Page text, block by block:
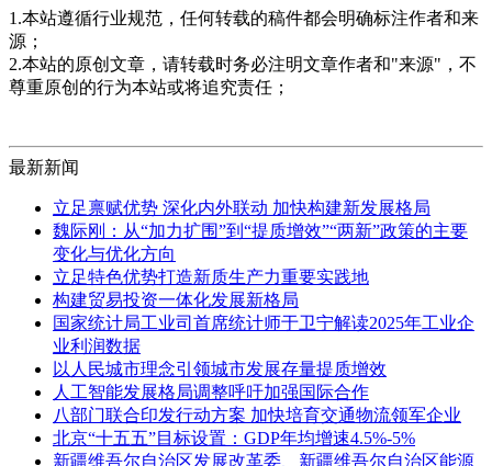
1.本站遵循行业规范，任何转载的稿件都会明确标注作者和来
源；
2.本站的原创文章，请转载时务必注明文章作者和"来源"，不
尊重原创的行为本站或将追究责任；
最新新闻
立足禀赋优势 深化内外联动 加快构建新发展格局
魏际刚：从“加力扩围”到“提质增效”“两新”政策的主要
变化与优化方向
立足特色优势打造新质生产力重要实践地
构建贸易投资一体化发展新格局
国家统计局工业司首席统计师于卫宁解读2025年工业企
业利润数据
以人民城市理念引领城市发展存量提质增效
人工智能发展格局调整呼吁加强国际合作
八部门联合印发行动方案 加快培育交通物流领军企业
北京“十五五”目标设置：GDP年均增速4.5%-5%
新疆维吾尔自治区发展改革委、新疆维吾尔自治区能源